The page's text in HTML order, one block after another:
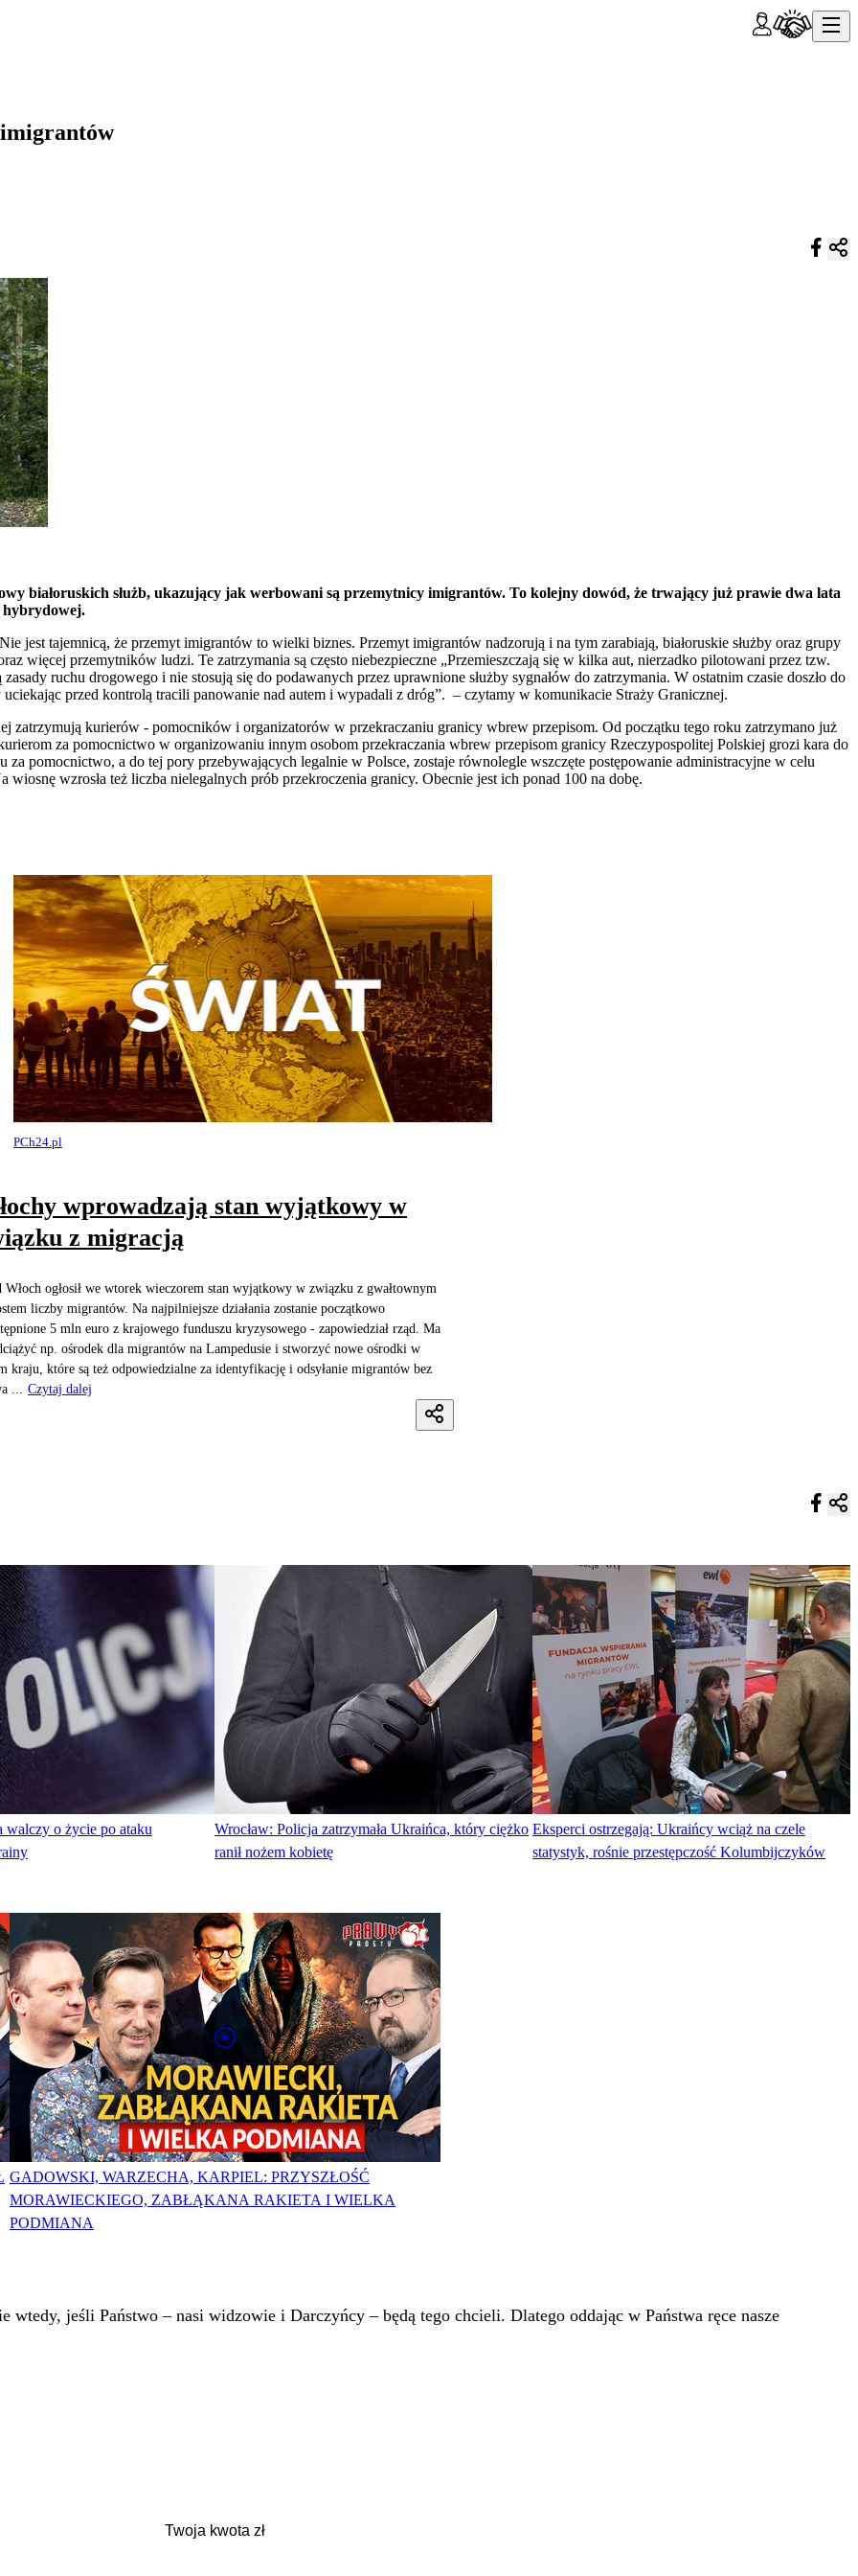
białoruskich służb, ukazujący jak werbowani są przemytnicy imigrantów. To kolejny dowód, że trwający już prawie dwa lata
hybrydowej.
jest tajemnicą, że przemyt imigrantów to wielki biznes. Przemyt imigrantów nadzorują i na tym zarabiają, białoruskie służby oraz grupy
więcej przemytników ludzi. Te zatrzymania są często niebezpieczne „Przemieszczają się w kilka aut, nierzadko pilotowani przez tzw.
ruchu drogowego i nie stosują się do podawanych przez uprawnione służby sygnałów do zatrzymania. W ostatnim czasie doszło do
przed kontrolą tracili panowanie nad autem i wypadali z dróg”. – czytamy w komunikacie Straży Granicznej.
zatrzymują kurierów - pomocników i organizatorów w przekraczaniu granicy wbrew przepisom. Od początku tego roku zatrzymano już
za pomocnictwo w organizowaniu innym osobom przekraczania wbrew przepisom granicy Rzeczypospolitej Polskiej grozi kara do
pomocnictwo, a do tej pory przebywających legalnie w Polsce, zostaje równolegle wszczęte postępowanie administracyjne w celu
wzrosła też liczba nielegalnych prób przekroczenia granicy. Obecnie jest ich ponad 100 na dobę.
PCh24.pl
wprowadzają stan wyjątkowy w
z migracją
Włoch ogłosił we wtorek wieczorem stan wyjątkowy w związku z gwałtownym
liczby migrantów. Na najpilniejsze działania zostanie początkowo
5 mln euro z krajowego funduszu kryzysowego - zapowiedział rząd. Ma
np. ośrodek dla migrantów na Lampedusie i stworzyć nowe ośrodki w
kraju, które są też odpowiedzialne za identyfikację i odsyłanie migrantów bez
...
Czytaj dalej
walczy o życie po ataku
Wrocław: Policja zatrzymała Ukraińca, który ciężko
ranił nożem kobietę
Eksperci ostrzegają: Ukraińcy wciąż na czele
statystyk, rośnie przestępczość Kolumbijczyków
GADOWSKI, WARZECHA, KARPIEL: PRZYSZŁOŚĆ
MORAWIECKIEGO, ZABŁĄKANA RAKIETA I WIELKA
PODMIANA
wtedy, jeśli Państwo – nasi widzowie i Darczyńcy – będą tego chcieli. Dlatego oddając w Państwa ręce nasze